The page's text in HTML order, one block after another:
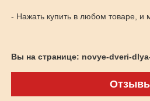
- Нажать купить в любом товаре, и
Вы на странице: novye-dveri-